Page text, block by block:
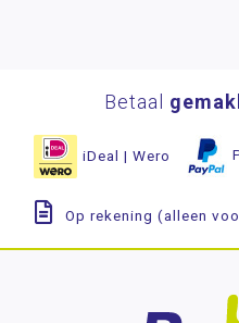
Betaal
iDeal | Wero
Op rekening (alleen